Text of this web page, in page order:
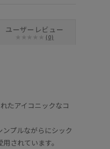
ユーザーレビュー
(0)
たアイコニックなコ
プルながらにシック
されています。